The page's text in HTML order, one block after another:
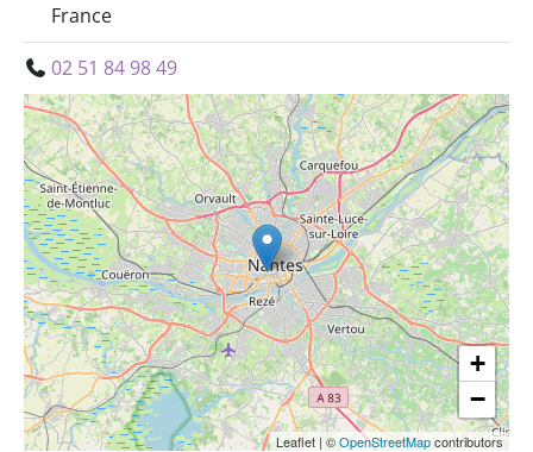
France
02 51 84 98 49
+
−
Leaflet | ©OpenStreetMapcontributors